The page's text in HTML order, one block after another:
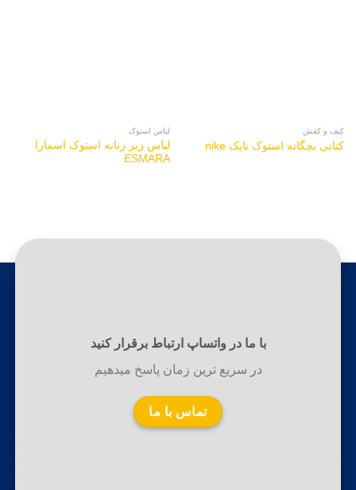
کیف و کفش
کتانی بچگانه استوک نایک nike
لباس استوک
لباس زیر زنانه استوک اسمارا
ESMARA
با ما در واتساپ ارتباط برقرار کنید
در سریع ترین زمان پاسخ میدهیم
تماس با ما